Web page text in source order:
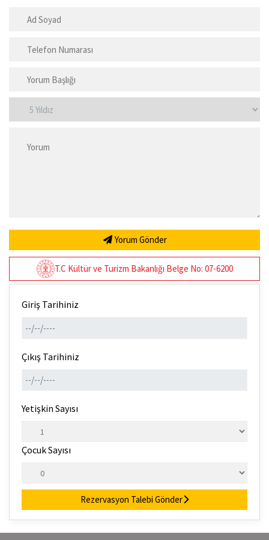
Yorum Gönder
T.C Kültür ve Turizm Bakanlığı Belge No: 07-6200
Giriş Tarihiniz
Çıkış Tarihiniz
Yetişkin Sayısı
Çocuk Sayısı
Rezervasyon Talebi Gönder